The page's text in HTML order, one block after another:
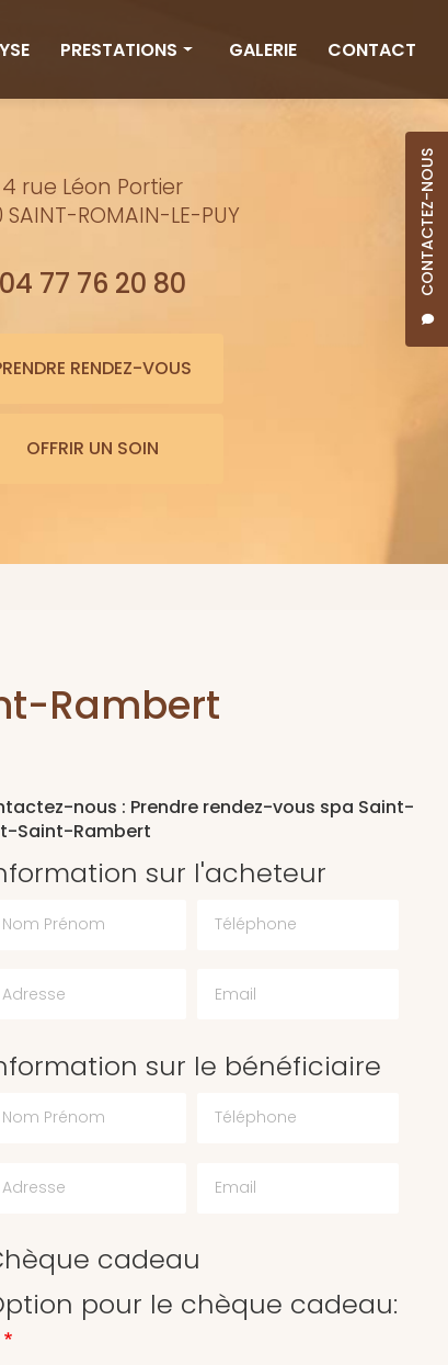
CONTACTEZ-NOUS
PRESTATIONS
Minceur
Bienfaits de l'eau
GALERIE CONTACT
4 rue Léon Portier
SAINT-ROMAIN-LE-PUY
04 77 76 20 80
RENDEZ-VOUS
OFFRIR UN SOIN
Rambert
nous : Prendre rendez-vous spa Saint-
Saint-Rambert
sur l'acheteur
sur le bénéficiaire
cadeau
pour le chèque cadeau: